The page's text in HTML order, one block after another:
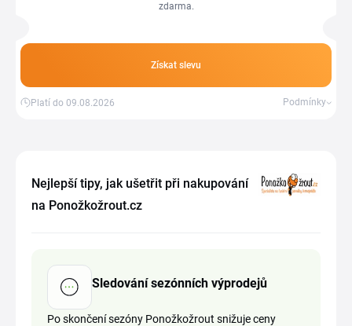
zdarma.
Získat slevu
Platí do 09.08.2026 Podmínky
Nejlepší tipy, jak ušetřit při nakupování
na Ponožkožrout.cz
Sledování sezónních výprodejů
Po skončení sezóny Ponožkožrout snižuje ceny